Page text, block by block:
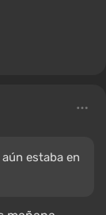
estaba en